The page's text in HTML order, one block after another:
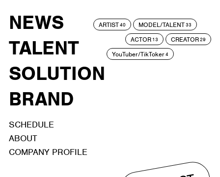
NEWS
TALENT
SOLUTION
BRAND
ARTIST40 MODEL/TALENT33
ACTOR 13 CREATOR29
YouTuber/TikToker4
SCHEDULE
ABOUT
COMPANY PROFILE